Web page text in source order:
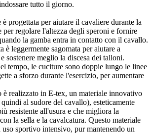
tutto il giorno.
progettata per aiutare il cavaliere durante la
per regolare l'altezza degli speroni e fornire
la gamba entra in contatto con il cavallo.
è leggermente sagomata per aiutare a
sostenere meglio la discesa dei talloni.
tempo, le cuciture sono doppie lungo le linee
a sforzo durante l'esercizio, per aumentare
realizzato in E-tex, un materiale innovativo
al sudore del cavallo), esteticamente
resistente all'usura e che migliora la
la sella e la cavalcatura. Questo materiale
uso sportivo intensivo, pur mantenendo un